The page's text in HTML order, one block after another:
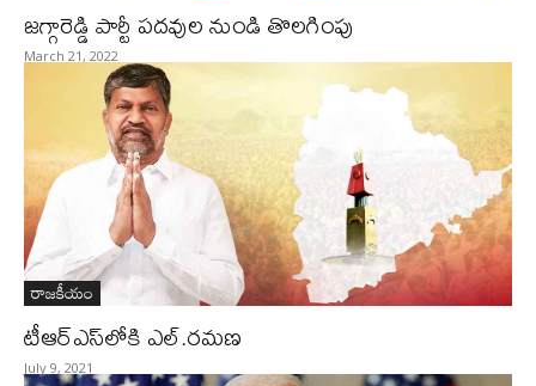
జగ్గారెడ్డి పార్టీ పదవుల నుండి తొలగింపు
March 21, 2022
రాజకీయం
టీఆర్‌ఎస్‌లోకి ఎల్‌.రమణ
July 9, 2021